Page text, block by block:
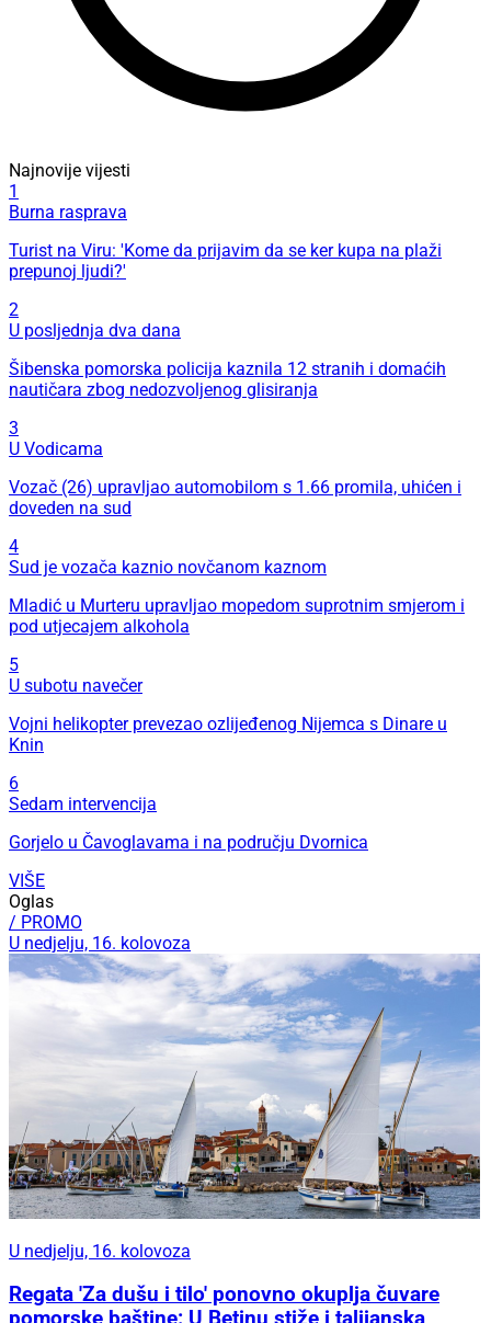
Najnovije vijesti
1
Burna rasprava
Turist na Viru: 'Kome da prijavim da se ker kupa na plaži
prepunoj ljudi?'
2
U posljednja dva dana
Šibenska pomorska policija kaznila 12 stranih i domaćih
nautičara zbog nedozvoljenog glisiranja
3
U Vodicama
Vozač (26) upravljao automobilom s 1.66 promila, uhićen i
doveden na sud
4
Sud je vozača kaznio novčanom kaznom
Mladić u Murteru upravljao mopedom suprotnim smjerom i
pod utjecajem alkohola
5
U subotu navečer
Vojni helikopter prevezao ozlijeđenog Nijemca s Dinare u
Knin
6
Sedam intervencija
Gorjelo u Čavoglavama i na području Dvornica
VIŠE
Oglas
/ PROMO
U nedjelju, 16. kolovoza
U nedjelju, 16. kolovoza
Regata 'Za dušu i tilo' ponovno okuplja čuvare